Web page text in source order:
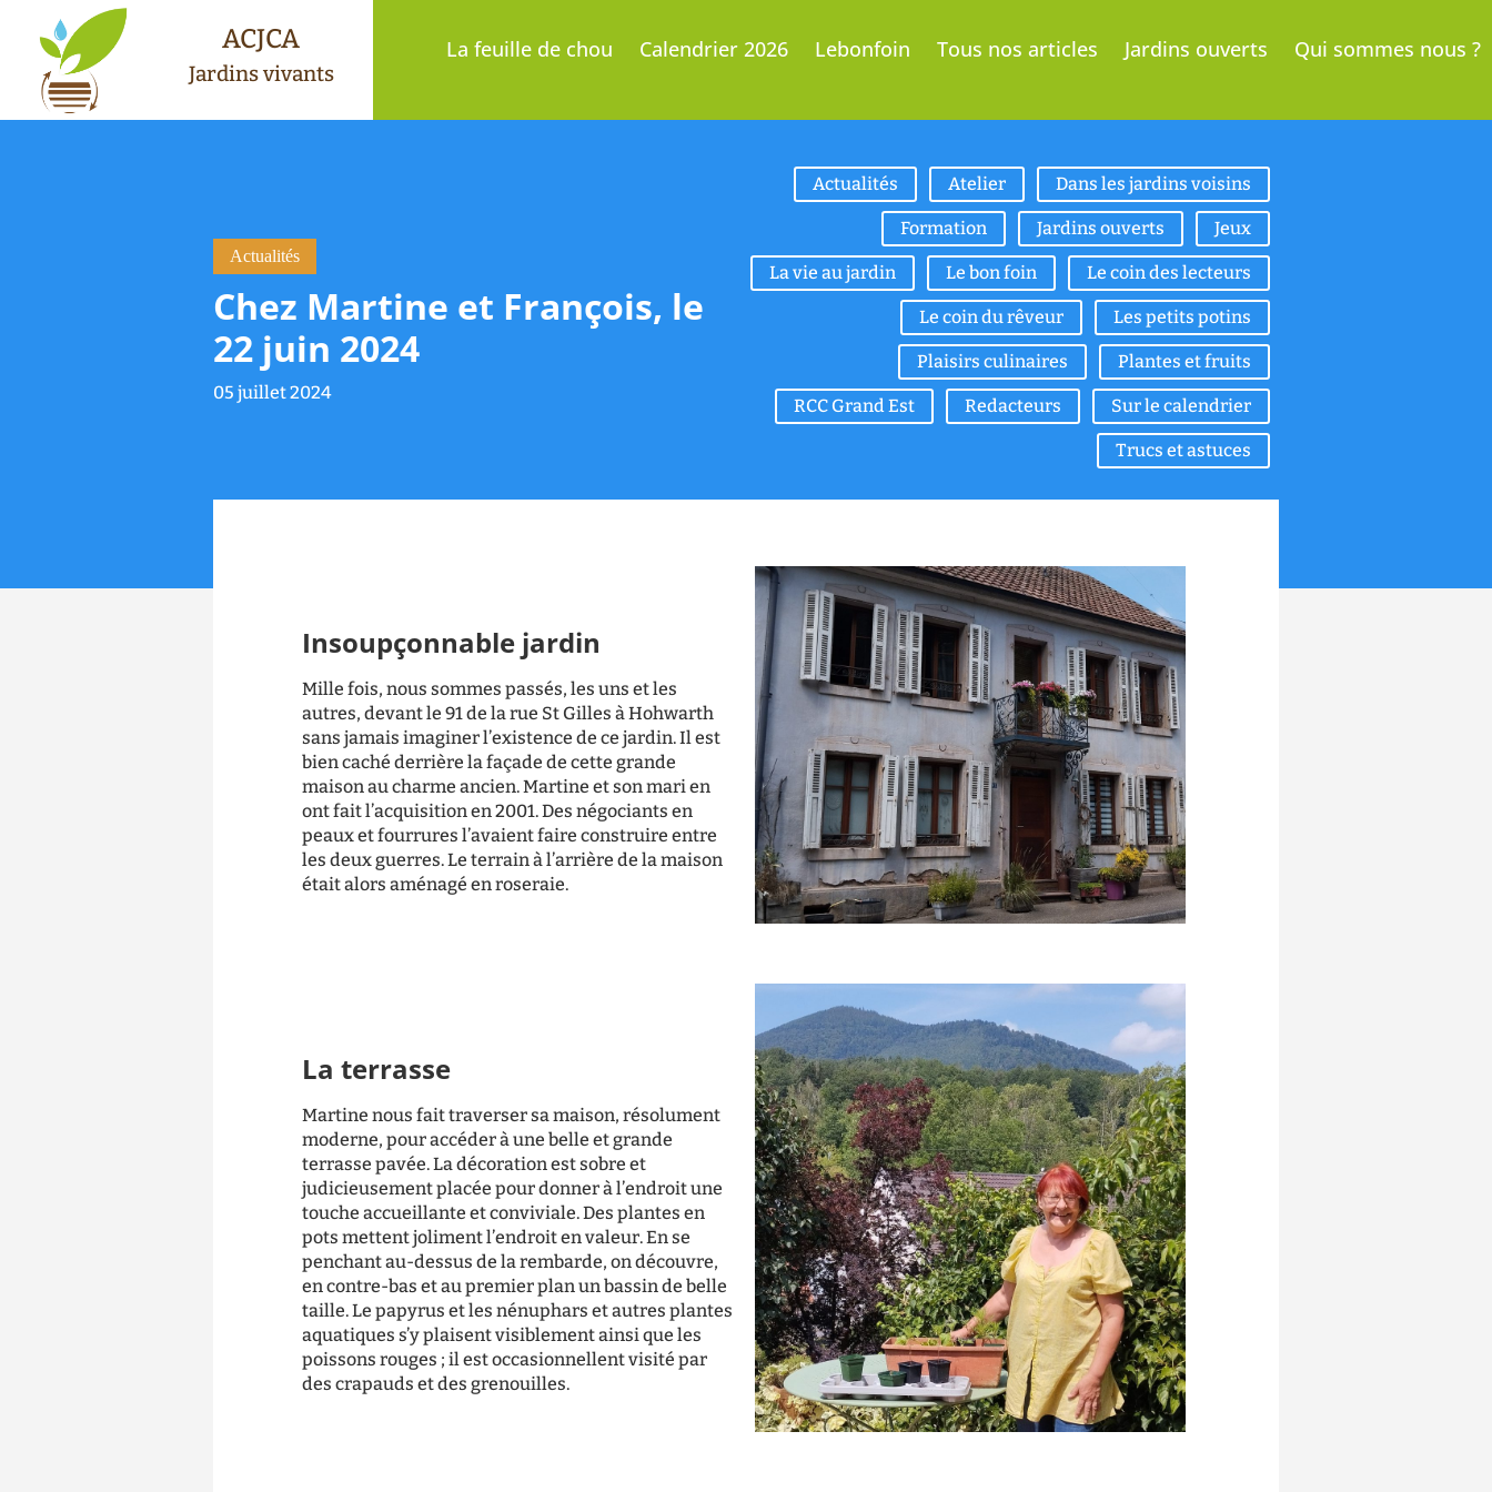
ACJCA
Jardins vivants
La feuille de chou Calendrier 2026 Lebonfoin Tous nos articles Jardins ouverts Qui sommes nous ?
Actualités
Chez Martine et François, le
22 juin 2024
05 juillet 2024
Actualités Atelier Dans les jardins voisins
Formation Jardins ouverts Jeux
La vie au jardin Le bon foin Le coin des lecteurs
Le coin du rêveur Les petits potins
Plaisirs culinaires Plantes et fruits
RCC Grand Est Redacteurs Sur le calendrier
Trucs et astuces
Insoupçonnable jardin
Mille fois, nous sommes passés, les uns et les
autres, devant le 91 de la rue St Gilles à Hohwarth
sans jamais imaginer l’existence de ce jardin. Il est
bien caché derrière la façade de cette grande
maison au charme ancien. Martine et son mari en
ont fait l’acquisition en 2001. Des négociants en
peaux et fourrures l’avaient faire construire entre
les deux guerres. Le terrain à l’arrière de la maison
était alors aménagé en roseraie.
La terrasse
Martine nous fait traverser sa maison, résolument
moderne, pour accéder à une belle et grande
terrasse pavée. La décoration est sobre et
judicieusement placée pour donner à l’endroit une
touche accueillante et conviviale. Des plantes en
pots mettent joliment l’endroit en valeur. En se
penchant au-dessus de la rembarde, on découvre,
en contre-bas et au premier plan un bassin de belle
taille. Le papyrus et les nénuphars et autres plantes
aquatiques s’y plaisent visiblement ainsi que les
poissons rouges ; il est occasionnellent visité par
des crapauds et des grenouilles.